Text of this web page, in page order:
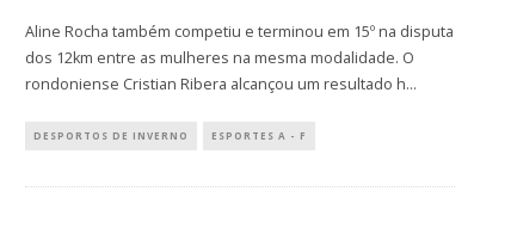
Aline Rocha também competiu e terminou em 15º na disputa
dos 12km entre as mulheres na mesma modalidade. O
rondoniense Cristian Ribera alcançou um resultado h...
DESPORTOS DE INVERNO ESPORTES A - F